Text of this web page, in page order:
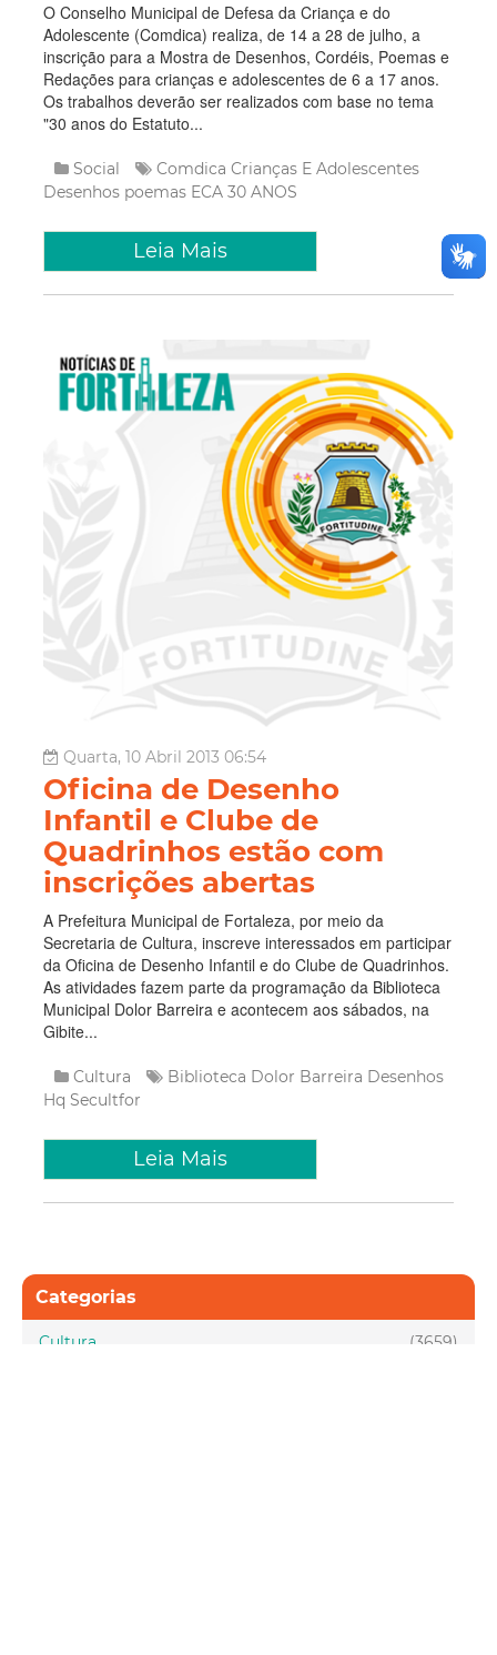
O Conselho Municipal de Defesa da Criança e do
Adolescente (Comdica) realiza, de 14 a 28 de julho, a
inscrição para a Mostra de Desenhos, Cordéis, Poemas e
Redações para crianças e adolescentes de 6 a 17 anos.
Os trabalhos deverão ser realizados com base no tema
"30 anos do Estatuto...
Social Comdica Crianças E Adolescentes
Desenhos poemas ECA 30 ANOS
Leia Mais
Quarta, 10 Abril 2013 06:54
Oficina de Desenho
Infantil e Clube de
Quadrinhos estão com
inscrições abertas
A Prefeitura Municipal de Fortaleza, por meio da
Secretaria de Cultura, inscreve interessados em participar
da Oficina de Desenho Infantil e do Clube de Quadrinhos.
As atividades fazem parte da programação da Biblioteca
Municipal Dolor Barreira e acontecem aos sábados, na
Gibite...
Cultura Biblioteca Dolor Barreira Desenhos
Hq Secultfor
Leia Mais
Categorias
(3659)
Cultura